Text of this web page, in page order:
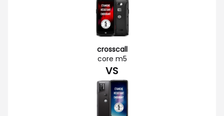
crosscall
core m5
VS